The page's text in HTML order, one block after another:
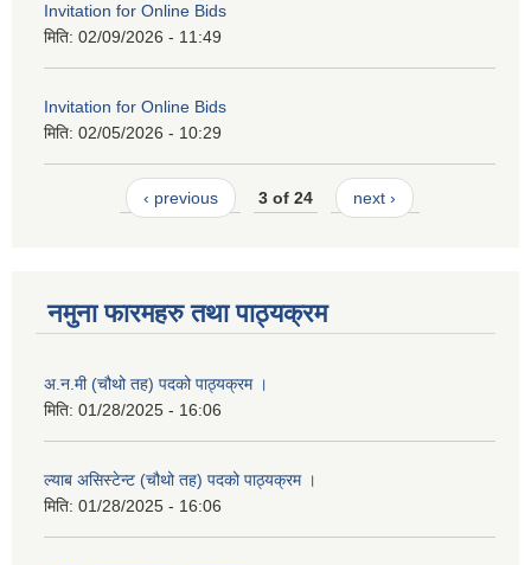
Invitation for Online Bids
मिति: 02/09/2026 - 11:49
Invitation for Online Bids
मिति: 02/05/2026 - 10:29
‹ previous 3 of 24 next ›
नमुना फारमहरु तथा पाठ्यक्रम
अ.न.मी (चौथो तह) पदको पाठ्यक्रम ।
मिति: 01/28/2025 - 16:06
ल्याब असिस्टेन्ट (चौथो तह) पदको पाठ्यक्रम ।
मिति: 01/28/2025 - 16:06